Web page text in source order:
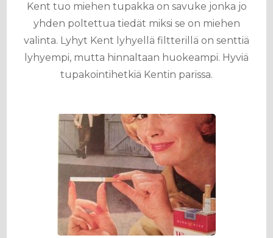
Kent tuo miehen tupakka on savuke jonka jo
yhden poltettua tiedät miksi se on miehen
valinta. Lyhyt Kent lyhyellä filtterillä on senttiä
lyhyempi, mutta hinnaltaan huokeampi. Hyviä
tupakointihetkiä Kentin parissa.